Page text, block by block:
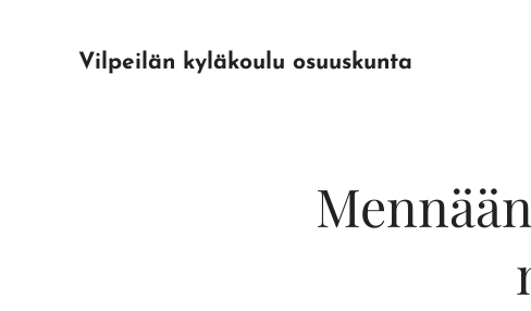
Vilpeilän kyläkoulu osuuskunta